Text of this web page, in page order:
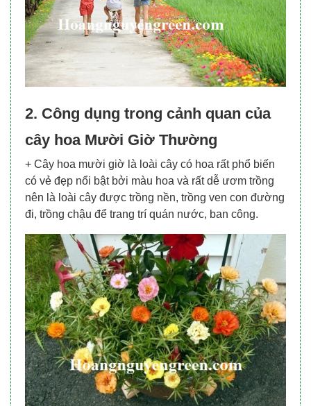
2. Công dụng trong cảnh quan của
cây hoa Mười Giờ Thường
+ Cây hoa mười giờ là loài cây có hoa rất phổ biến
có vẻ đẹp nổi bật bởi màu hoa và rất dễ ươm trồng
nên là loài cây được trồng nền, trồng ven con đường
đi, trồng chậu để trang trí quán nước, ban công.